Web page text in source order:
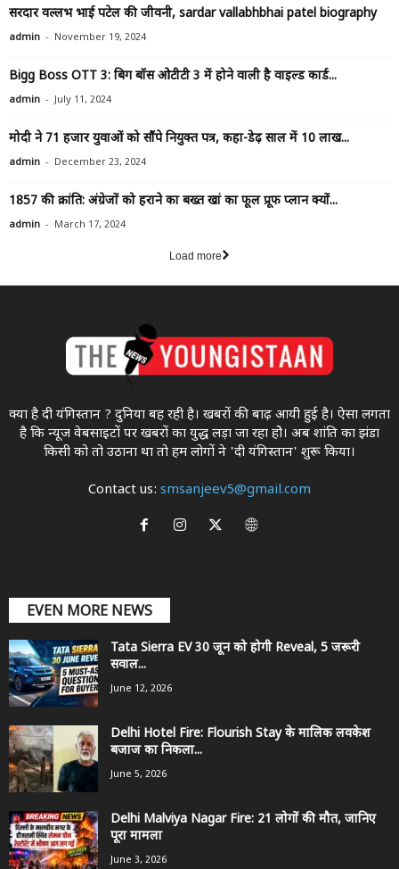
सरदार वल्लभ भाई पटेल की जीवनी, sardar vallabhbhai patel biography
admin - November 19, 2024
Bigg Boss OTT 3: बिग बॉस ओटीटी 3 में होने वाली है वाइल्ड कार्ड...
admin - July 11, 2024
मोदी ने 71 हजार युवाओं को सौंपे नियुक्त पत्र, कहा-डेढ़ साल में 10 लाख...
admin - December 23, 2024
1857 की क्रांति: अंग्रेजों को हराने का बख्त खां का फूल प्रूफ प्लान क्यों...
admin - March 17, 2024
Load more
क्या है दी यंगिस्तान ? दुनिया बह रही है। खबरों की बाढ़ आयी हुई है। ऐसा लगता
है कि न्यूज वेबसाइटों पर खबरों का युद्ध लड़ा जा रहा होे। अब शांति का झंडा
किसी को तो उठाना था ताे हम लोगों ने 'दी यंगिस्तान' शुरू किया।
Contact us: smsanjeev5@gmail.com
EVEN MORE NEWS
Tata Sierra EV 30 जून को होगी Reveal, 5 जरूरी
सवाल...
June 12, 2026
Delhi Hotel Fire: Flourish Stay के मालिक लवकेश
बजाज का निकला...
June 5, 2026
Delhi Malviya Nagar Fire: 21 लोगों की मौत, जानिए
पूरा मामला
June 3, 2026